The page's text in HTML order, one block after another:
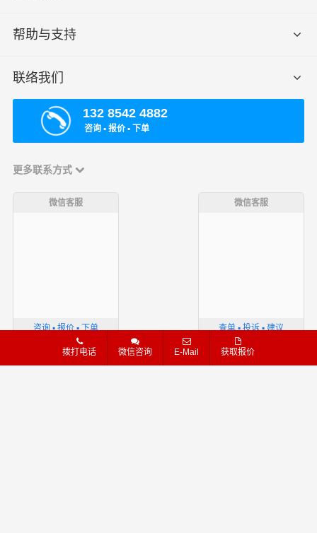
拨打电话 微信咨询 E-Mail 获取报价
帮助与支持
联络我们
132 8542 4882
咨询 ▪ 报价 ▪ 下单
更多联系方式
微信客服
咨询 ▪ 报价 ▪ 下单
微信客服
查单 ▪ 投诉 ▪ 建议